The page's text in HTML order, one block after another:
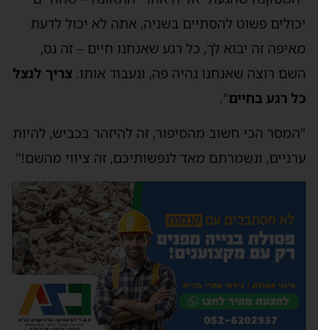
פשוט להסתיים בשניה, אתה לא יכול לדעת
זה יבוא לך, כל רגע שאנחנו חיים – זה נס,
רוצה שאנחנו נהיה פה, ונעבוד אותו.צריך לנצל
רגע בחיים".
הכי חשוב מהסיפור, זה להיזהר בכביש, להיות
ונשמרתם מאד לנפשותיכם, זה ציווי מהשם!"